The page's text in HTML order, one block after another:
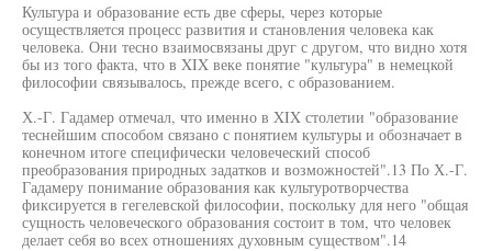
Культура и образование есть две сферы, через которые
осуществляется процесс развития и становления человека как
человека. Они тесно взаимосвязаны друг с другом, что видно хотя
бы из того факта, что в XIX веке понятие "культура" в немецкой
философии связывалось, прежде всего, с образованием.
Х.-Г. Гадамер отмечал, что именно в XIX столетии "образование
теснейшим способом связано с понятием культуры и обозначает в
конечном итоге специфически человеческий способ
преобразования природных задатков и возможностей".13 По Х.-Г.
Гадамеру понимание образования как культуротворчества
фиксируется в гегелевской философии, поскольку для него "общая
сущность человеческого образования состоит в том, что человек
делает себя во всех отношениях духовным существом".14